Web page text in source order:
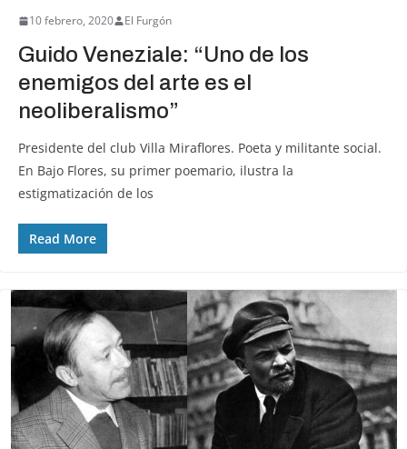
10 febrero, 2020 El Furgón
Guido Veneziale: “Uno de los
enemigos del arte es el
neoliberalismo”
Presidente del club Villa Miraflores. Poeta y militante social.
En Bajo Flores, su primer poemario, ilustra la
estigmatización de los
Read More